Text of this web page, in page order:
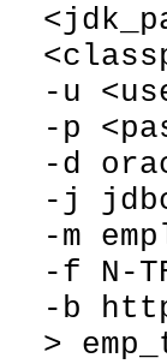
-u
-p
-d
-j
-m
-f N-
-b
>